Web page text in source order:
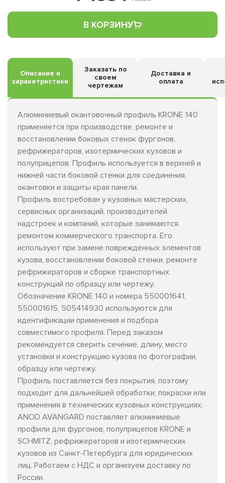
В КОРЗИНУ
Описание и
харакетристики
Заказать по
своем
чертежам
Доставка и
оплата
Алюминиевый окантовочный профиль KRONE 140
применяется при производстве, ремонте и
восстановлении боковых стенок фургонов,
рефрижераторов, изотермических кузовов и
полуприцепов. Профиль используется в верхней и
нижней части боковой стенки для соединения,
окантовки и защиты края панели.
Профиль востребован у кузовных мастерских,
сервисных организаций, производителей
надстроек и компаний, которые занимаются
ремонтом коммерческого транспорта. Его
используют при замене поврежденных элементов
кузова, восстановлении боковой стенки, ремонте
рефрижераторов и сборке транспортных
конструкций по образцу или чертежу.
Обозначение KRONE 140 и номера 550001641,
550001615, 505414930 используются для
идентификации применения и подбора
совместимого профиля. Перед заказом
рекомендуется сверить сечение, длину, место
установки и конструкцию кузова по фотографии,
образцу или чертежу.
Профиль поставляется без покрытия, поэтому
подходит для дальнейшей обработки, покраски или
применения в технических кузовных конструкциях.
ANOD AVANGARD поставляет алюминиевые
профили для фургонов, полуприцепов KRONE и
SCHMITZ, рефрижераторов и изотермических
кузовов из Санкт-Петербурга для юридических
лиц. Работаем с НДС и организуем доставку по
России.